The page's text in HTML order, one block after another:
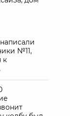
№11,
к